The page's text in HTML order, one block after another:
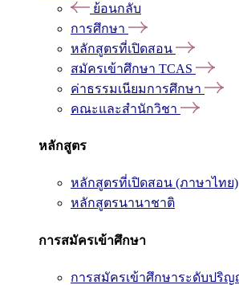
ย้อนกลับ
การศึกษา
หลักสูตรที่เปิดสอน
สมัครเข้าศึกษา TCAS
ค่าธรรมเนียมการศึกษา
คณะและสำนักวิชา
หลักสูตร
หลักสูตรที่เปิดสอน (ภาษาไทย)
หลักสูตรนานาชาติ
การสมัครเข้าศึกษา
การสมัครเข้าศึกษาระดับปริ